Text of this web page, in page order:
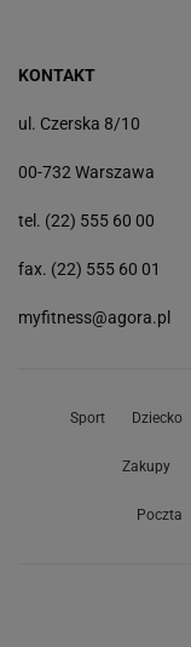
KONTAKT
ul. Czerska 8/10
00-732 Warszawa
tel. (22) 555 60 00
fax. (22) 555 60 01
myfitness@agora.pl
Sport Dziecko
Zakupy
Poczta